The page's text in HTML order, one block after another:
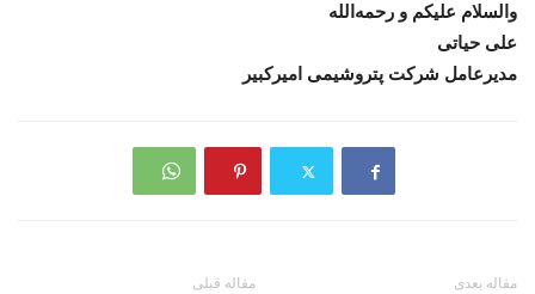
والسلام علیکم و رحمه‌الله
علی حیاتی
مدیرعامل شرکت پتروشیمی امیرکبیر
مقاله قبلی مقاله بعدی